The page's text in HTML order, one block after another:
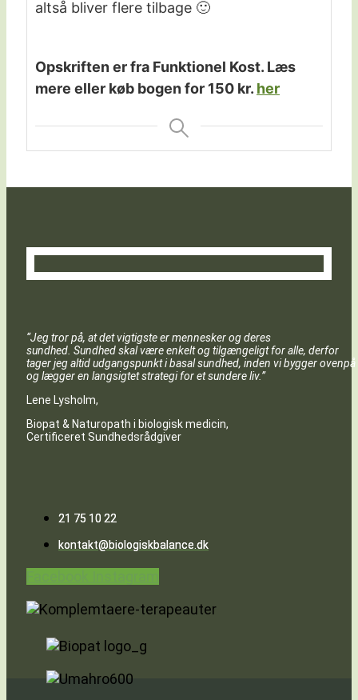
altså bliver flere tilbage 🙂
Opskriften er fra Funktionel Kost. Læs
mere eller køb bogen for 150 kr. her
“Jeg tror på, at det vigtigste er mennesker og deres
sundhed. Sundhed skal være enkelt og tilgængeligt for alle, derfor
tager jeg altid udgangspunkt i basal sundhed, inden vi bygger ovenpå
og lægger en langsigtet strategi for et sundere liv.”
Lene Lysholm,
Biopat & Naturopath i biologisk medicin,
Certificeret Sundhedsrådgiver
21 75 10 22
kontakt@biologiskbalance.dk